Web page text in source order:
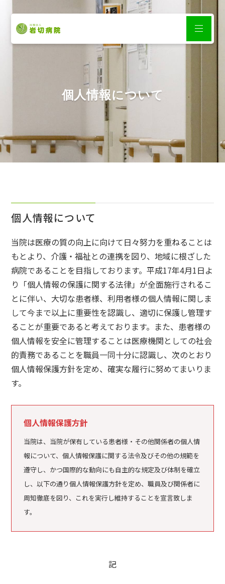
個人情報について
個人情報について
当院は医療の質の向上に向けて日々努力を重ねることは
もとより、介護・福祉との連携を図り、地域に根ざした
病院であることを目指しております。平成17年4月1日よ
り「個人情報の保護に関する法律」が全面施行されるこ
とに伴い、大切な患者様、利用者様の個人情報に関しま
して今まで以上に重要性を認識し、適切に保護し管理す
ることが重要であると考えております。また、患者様の
個人情報を安全に管理することは医療機関としての社会
的責務であることを職員一同十分に認識し、次のとおり
個人情報保護方針を定め、確実な履行に努めてまいりま
す。
個人情報保護方針
当院は、当院が保有している患者様・その他関係者の個人情
報について、個人情報保護に関する法令及びその他の規範を
遵守し、かつ国際的な動向にも自主的な規定及び体制を確立
し、以下の通り個人情報保護方針を定め、職員及び関係者に
周知徹底を図り、これを実行し維持することを宣言致しま
す。
記